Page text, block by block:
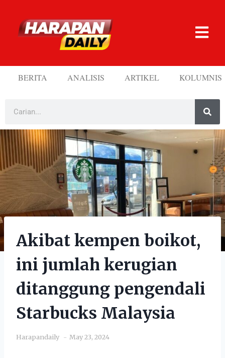
BERITA ANALISIS ARTIKEL KOLUMNIS
Akibat kempen boikot,
ini jumlah kerugian
ditanggung pengendali
Starbucks Malaysia
Harapandaily May 23, 2024